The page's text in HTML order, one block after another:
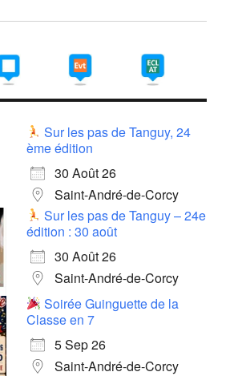
Sur les pas de Tanguy, 24
ème édition
30 Août 26
Saint-André-de-Corcy
Sur les pas de Tanguy – 24e
édition : 30 août
30 Août 26
Saint-André-de-Corcy
Soirée Guinguette de la
Classe en 7
5 Sep 26
Saint-André-de-Corcy